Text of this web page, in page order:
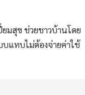
มสุข ช่วยชาวบ้านโดย
บแทบไม่ต้องจ่ายค่าใช้